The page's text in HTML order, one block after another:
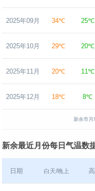
2025年09月 34℃ 25℃
2025年10月 29℃ 20℃
2025年11月 20℃ 11℃
2025年12月 18℃ 8℃
新余市月
新余最近月份每日气温数
日期 白天/晚上